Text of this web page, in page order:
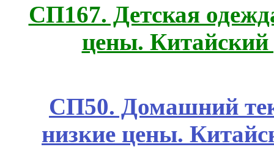
СП167. Детская
цены.
СП50. Домашний
низкие цены.